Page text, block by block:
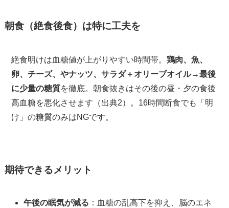
朝食（絶食後食）は特に工夫を
絶食明けは血糖値が上がりやすい時間帯。鶏肉、魚、
卵、チーズ、やナッツ、サラダ＋オリーブオイル→最後
に少量の糖質を徹底。朝食抜きはその後の昼・夕の食後
高血糖を悪化させます（出典2）。16時間断食でも「明
け」の糖質のみはNGです。
期待できるメリット
午後の眠気が減る ：血糖の乱高下を抑え、脳のエネ